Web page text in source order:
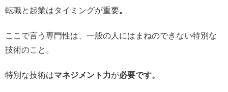
転職と起業はタイミングが重要。
ここで言う専門性は、一般の人にはまねのできない特別な
技術のこと。
特別な技術はマネジメント力が必要です。